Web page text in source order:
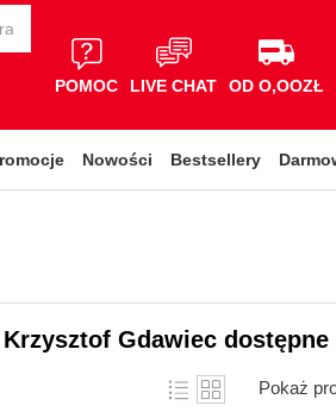
POMOC LIVE CHAT OD O,OOZŁ
Nowości Bestsellery
Krzysztof Gdawiec
Pokaż